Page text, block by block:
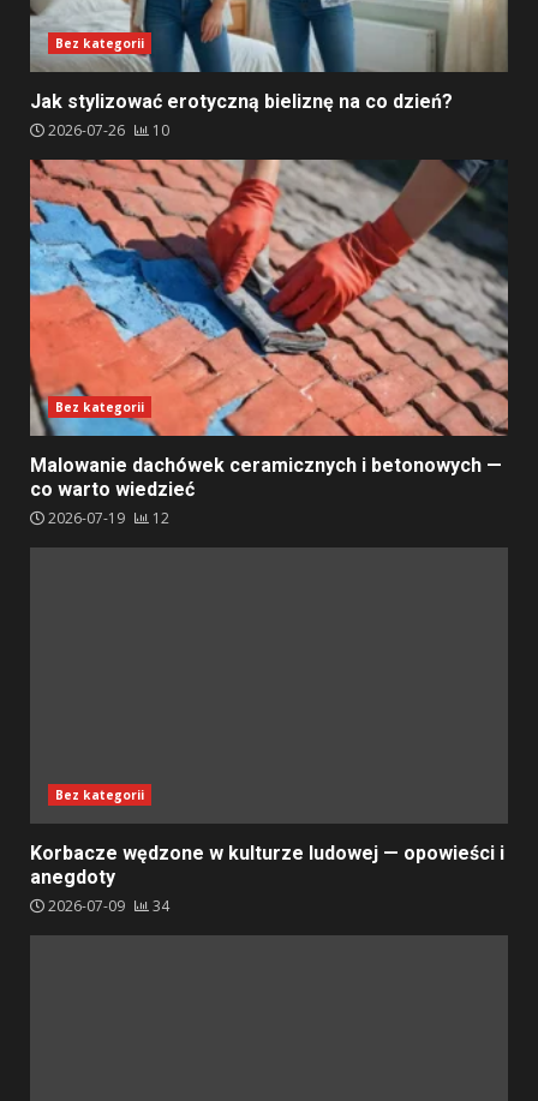
Bez kategorii
Jak stylizować erotyczną bieliznę na co dzień?
2026-07-26 10
Bez kategorii
Malowanie dachówek ceramicznych i betonowych —
co warto wiedzieć
2026-07-19 12
Bez kategorii
Korbacze wędzone w kulturze ludowej — opowieści i
anegdoty
2026-07-09 34